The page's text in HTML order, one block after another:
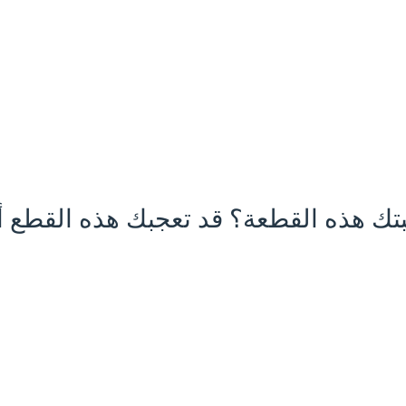
هذه القطعة؟ قد تعجبك هذه القطع